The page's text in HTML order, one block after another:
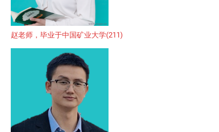
赵老师，毕业于中国矿业大学(211)